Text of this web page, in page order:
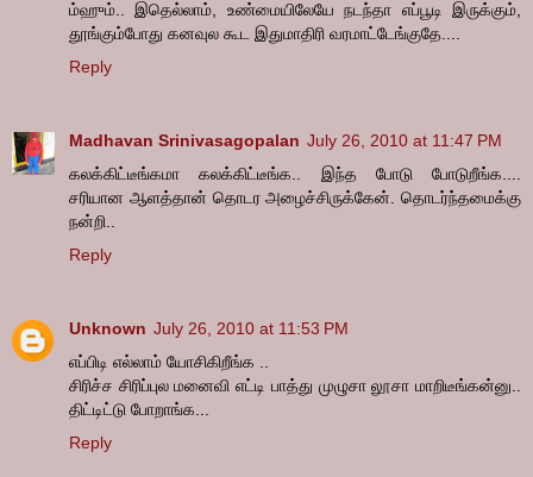
ம்ஹும்.. இதெல்லாம், உண்மையிலேயே நடந்தா எப்பூடி இருக்கும்,
தூங்கும்போது கனவுல கூட இதுமாதிரி வரமாட்டேங்குதே....
Reply
Madhavan Srinivasagopalan July 26, 2010 at 11:47 PM
கலக்கிட்டீங்கமா கலக்கிட்டீங்க.. இந்த போடு போடுறீங்க....
சரியான ஆளத்தான் தொடர அழைச்சிருக்கேன். தொடர்ந்தமைக்கு
நன்றி..
Reply
Unknown July 26, 2010 at 11:53 PM
எப்பிடி எல்லாம் யோசிகிறீங்க ..
சிரிச்ச சிரிப்புல மனைவி எட்டி பாத்து முழுசா லூசா மாறிடீங்கன்னு..
திட்டிட்டு போறாங்க...
Reply